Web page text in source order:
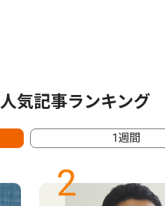
気記事ランキング
1週間
2